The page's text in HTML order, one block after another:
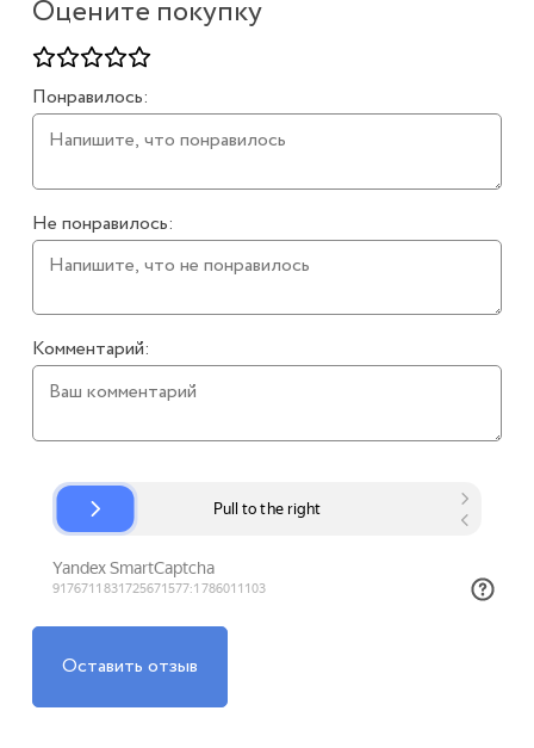
Оцените покупку
Понравилось:
Не понравилось:
Комментарий:
Оставить отзыв